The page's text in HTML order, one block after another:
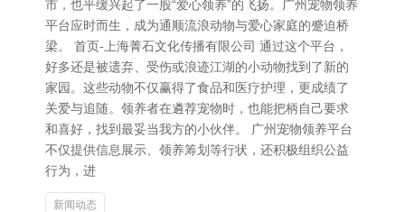
市，也平缓兴起了一股“爱心领养”的飞扬。广州宠物领养
平台应时而生，成为通顺流浪动物与爱心家庭的蹙迫桥
梁。 首页-上海菁石文化传播有限公司 通过这个平台，
好多还是被遗弃、受伤或浪迹江湖的小动物找到了新的
家园。这些动物不仅赢得了食品和医疗护理，更成绩了
关爱与追随。领养者在遴荐宠物时，也能把柄自己要求
和喜好，找到最妥当我方的小伙伴。 广州宠物领养平台
不仅提供信息展示、领养筹划等行状，还积极组织公益
行为，进
新闻动态